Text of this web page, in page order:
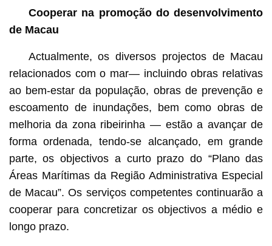
Cooperar na promoção do desenvolvimento
de Macau
Actualmente, os diversos projectos de Macau
relacionados com o mar— incluindo obras relativas
ao bem-estar da população, obras de prevenção e
escoamento de inundações, bem como obras de
melhoria da zona ribeirinha — estão a avançar de
forma ordenada, tendo-se alcançado, em grande
parte, os objectivos a curto prazo do “Plano das
Áreas Marítimas da Região Administrativa Especial
de Macau”. Os serviços competentes continuarão a
cooperar para concretizar os objectivos a médio e
longo prazo.